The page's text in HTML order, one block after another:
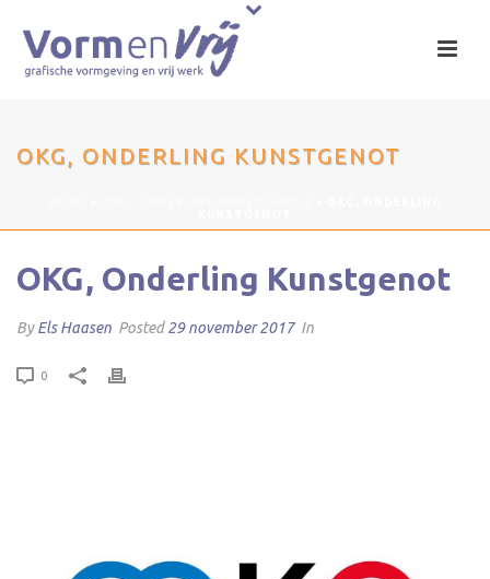
OKG, ONDERLING KUNSTGENOT
OKG, Onderling Kunstgenot
ByEls Haasen Posted29 november 2017 In
0